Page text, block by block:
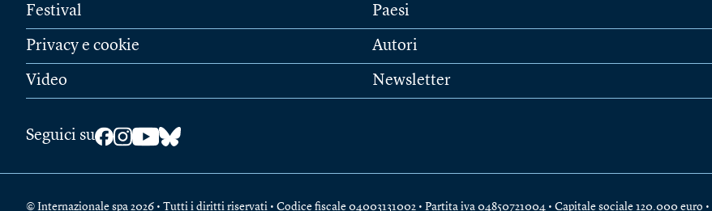
Festival
Privacy e cookie
Video
Paesi
Autori
Newsletter
Seguici su
© Internazionale spa 2026 • Tutti i diritti riservati • Codice fiscale 04003131002 • Partita iva 04850721004 • Capitale sociale 120.000 euro •